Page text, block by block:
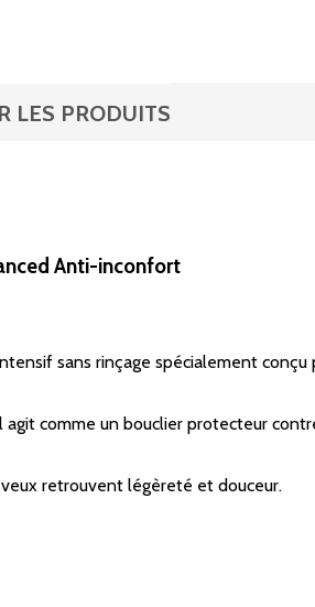
LES PRODUITS
Anti-inconfort
sans rinçage spécialement
comme un bouclier protecteur
retrouvent légèreté et douceur.